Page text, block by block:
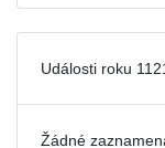
Události roku
Žádné